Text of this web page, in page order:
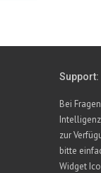
Support:
Bei
zur
bitte
Widget